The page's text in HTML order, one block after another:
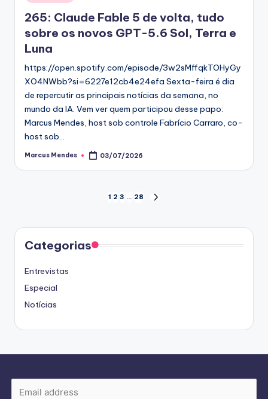
in
265: Claude Fable 5 de volta, tudo
sobre os novos GPT-5.6 Sol, Terra e
Luna
https://open.spotify.com/episode/3w2sMffqkTOHyGy
XO4NWbb?si=6227e12cb4e24efa Sexta-feira é dia
de repercutir as principais notícias da semana, no
mundo da IA. Vem ver quem participou desse papo:
Marcus Mendes, host sob controle Fabrício Carraro, co-
host sob…
Posted
Marcus Mendes 03/07/2026
Paginação
de
posts
1 2 3 … 28
Categorias
Entrevistas
Especial
Notícias